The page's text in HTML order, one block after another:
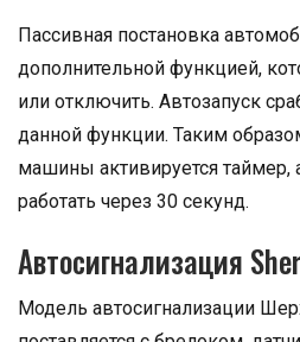
Пассивная постановка
дополнительной функцией,
или отключить. Автозапуск
данной функции. Таким
машины активируется таймер,
работать через 30 секунд.
Автосигнализация
Модель автосигнализации